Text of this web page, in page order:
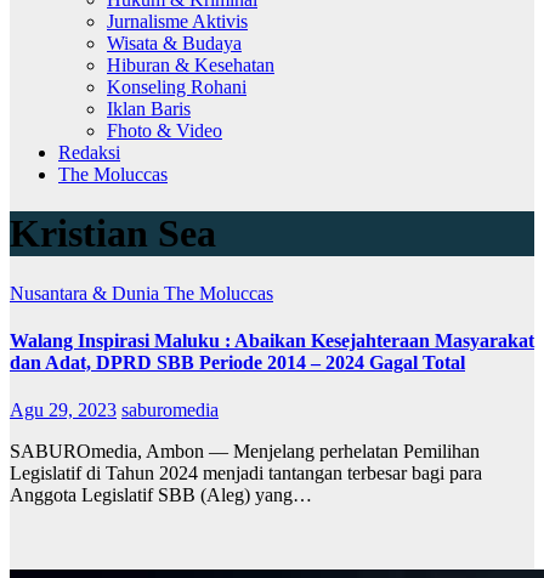
Jurnalisme Aktivis
Wisata & Budaya
Hiburan & Kesehatan
Konseling Rohani
Iklan Baris
Fhoto & Video
Redaksi
The Moluccas
Kristian Sea
Nusantara & Dunia The Moluccas
Walang Inspirasi Maluku : Abaikan Kesejahteraan Masyarakat
dan Adat, DPRD SBB Periode 2014 – 2024 Gagal Total
Agu 29, 2023 saburomedia
SABUROmedia, Ambon — Menjelang perhelatan Pemilihan
Legislatif di Tahun 2024 menjadi tantangan terbesar bagi para
Anggota Legislatif SBB (Aleg) yang…